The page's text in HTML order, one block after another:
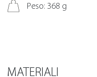
Peso: 368 g
MATERIALI